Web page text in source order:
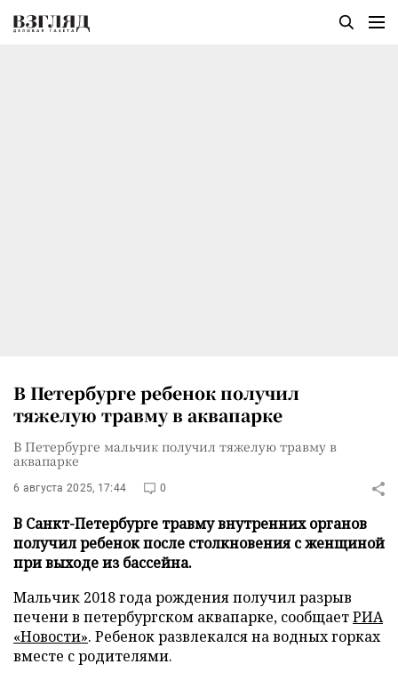
В Петербурге ребенок получил
тяжелую травму в аквапарке
В Петербурге мальчик получил тяжелую травму в
аквапарке
6 августа 2025, 17:44 0
В Санкт-Петербурге травму внутренних органов
получил ребенок после столкновения с женщиной
при выходе из бассейна.
Мальчик 2018 года рождения получил разрыв
печени в петербургском аквапарке, сообщаетРИА
«Новости». Ребенок развлекался на водных горках
вместе с родителями.